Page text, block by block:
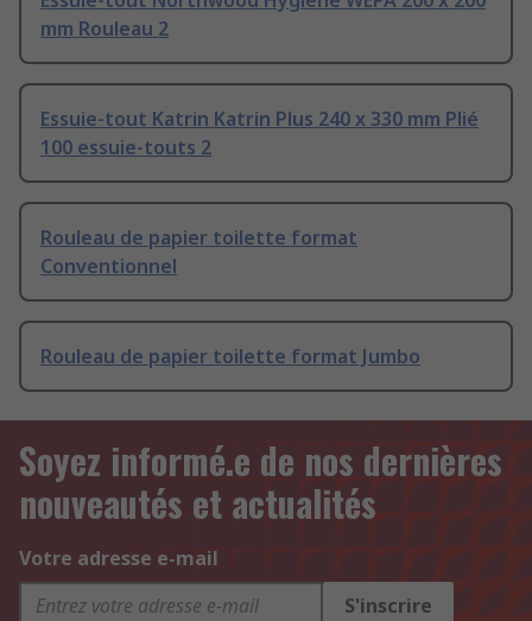
mm Rouleau 2
Essuie-tout Katrin Katrin Plus 240 x 330 mm Plié
100 essuie-touts 2
Rouleau de papier toilette format
Conventionnel
Rouleau de papier toilette format Jumbo
Soyez informé.e de nos dernières
nouveautés et actualités
Votre adresse e-mail
S'inscrire